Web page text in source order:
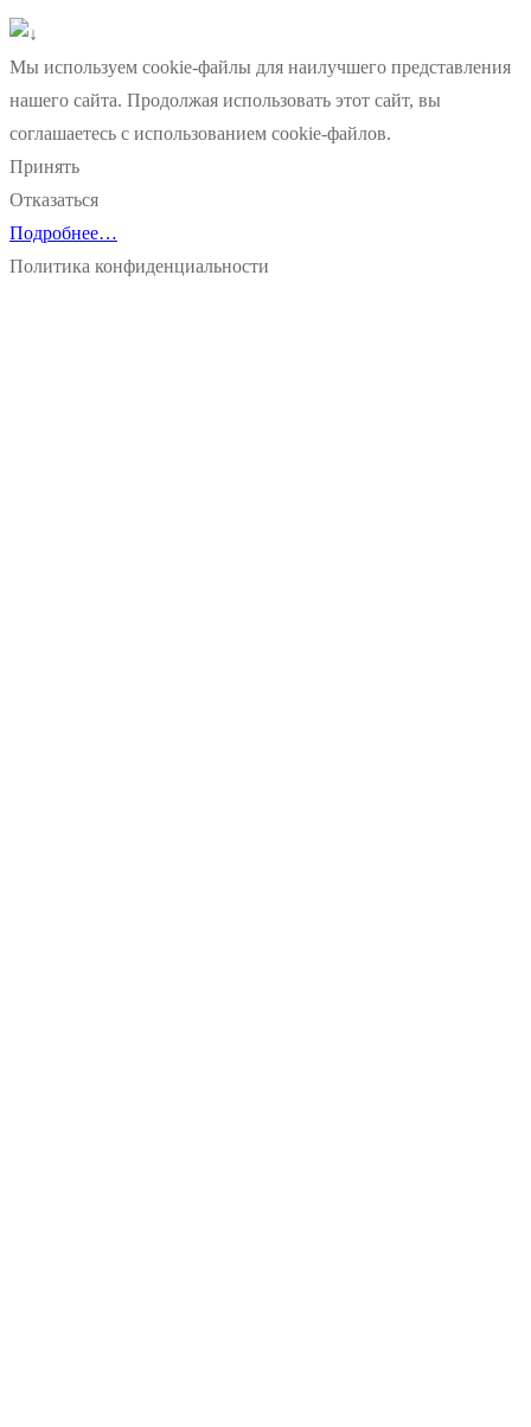
Мы используем cookie-файлы для наилучшего представления
нашего сайта. Продолжая использовать этот сайт, вы
соглашаетесь с использованием cookie-файлов.
Принять
Отказаться
Подробнее…
Политика конфиденциальности